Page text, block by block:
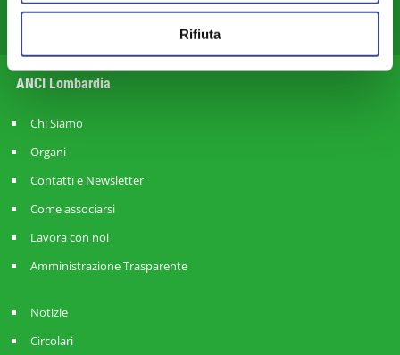
Rifiuta
Commercio – Attività Produttive – Lavoro – Smart City-land
ANCI Lombardia
Chi Siamo
Organi
Contatti e Newsletter
Come associarsi
Lavora con noi
Amministrazione Trasparente
Notizie
Circolari